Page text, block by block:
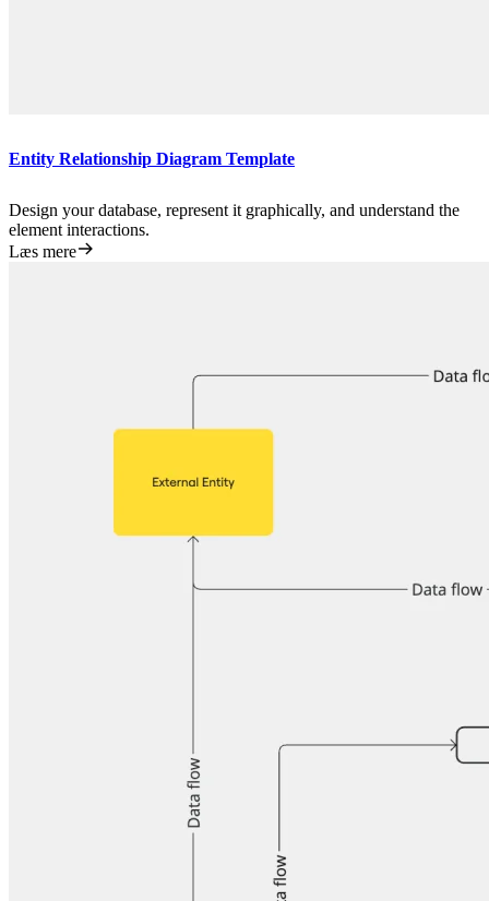
Entity Relationship Diagram Template
Design your database, represent it graphically, and understand the
element interactions.
Læs mere